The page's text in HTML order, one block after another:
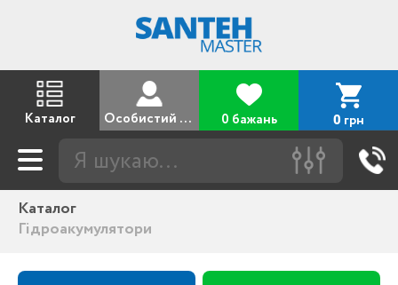
Каталог Особистий кабінет 0 бажань 0 грн
Каталог
Гідроакумулятори